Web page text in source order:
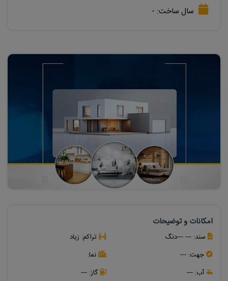
امکانات و توضیحات
سند: --- ---دنگ تراکم: زیاد
جهت: ---
نما:
آب: --- گاز: ---
سال ساخت: -